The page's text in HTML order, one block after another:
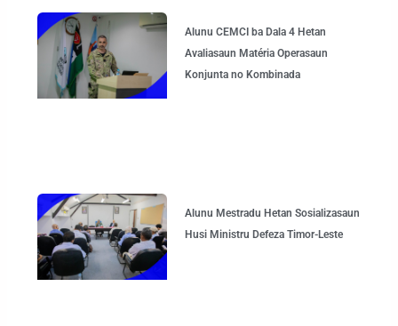
Alunu CEMCI ba Dala 4 Hetan
Avaliasaun Matéria Operasaun
Konjunta no Kombinada
Alunu Mestradu Hetan Sosializasaun
Husi Ministru Defeza Timor-Leste